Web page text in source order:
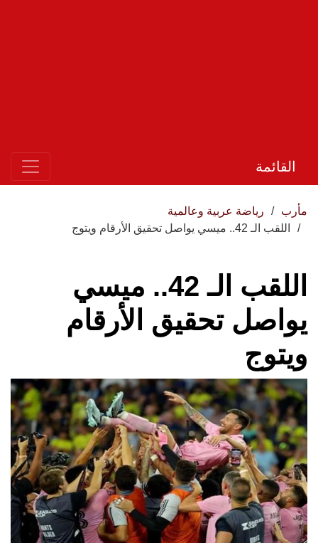
القائمة
مأرب
رياضة عربية وعالمية
اللقب الـ 42.. ميسي يواصل تحقيق الأرقام ويتوج
اللقب الـ 42.. ميسي
يواصل تحقيق الأرقام
ويتوج